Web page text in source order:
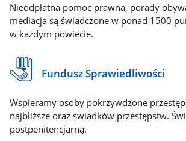
Nieodpłatna pomoc prawna, porady
mediacja są świadczone w ponad 1500
w każdym powiecie.
Fundusz Sprawiedliwości
Wspieramy osoby pokrzywdzone
najbliższe oraz świadków przestępstw.
postpenitencjarną.